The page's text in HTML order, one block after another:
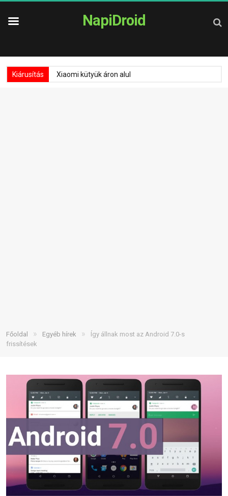
NapiDroid
Kiárusítás Xiaomi kütyük áron alul
Főoldal » Egyéb hírek »
Így állnak most az Android 7.0-s
frissítések